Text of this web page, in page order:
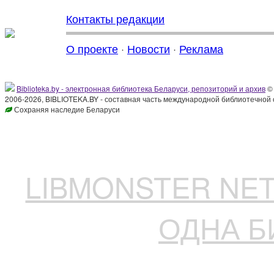
Контакты редакции
О проекте · Новости · Реклама
Biblioteka.by - электронная библиотека Беларуси, репозиторий и архив©
2006-2026, BIBLIOTEKA.BY - составная часть международной
Сохраняя наследие Беларуси
LIBMONSTER
ОДНА